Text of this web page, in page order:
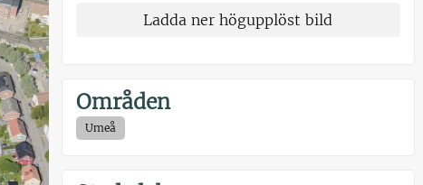
Ladda ner högupplöst bild
Områden
Umeå